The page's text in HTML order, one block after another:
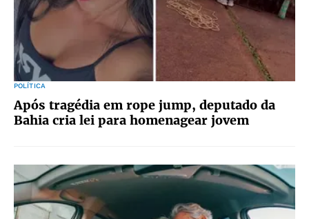
POLÍTICA
Após tragédia em rope jump, deputado da
Bahia cria lei para homenagear jovem